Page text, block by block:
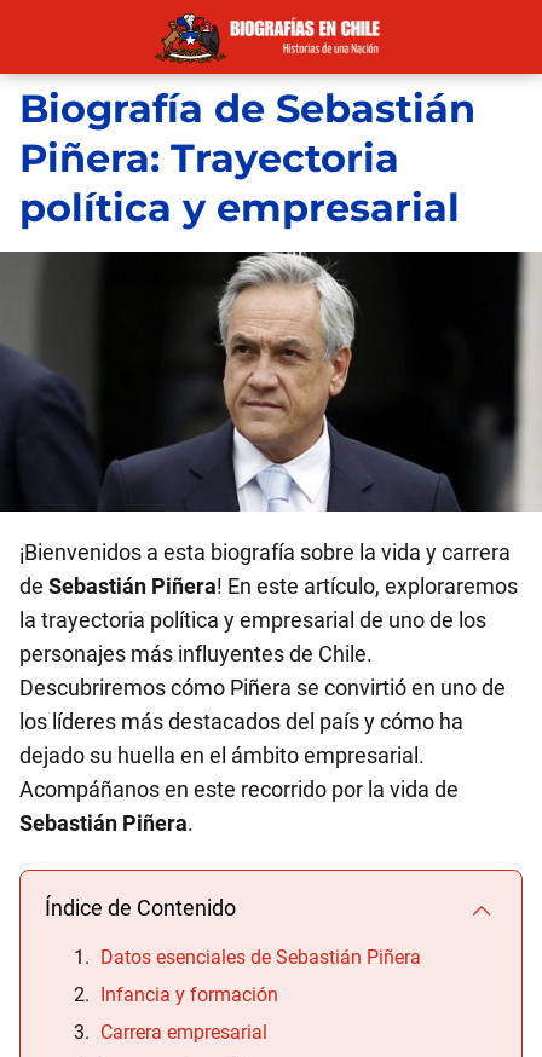
Biografía de Sebastián
Piñera: Trayectoria
política y empresarial
¡Bienvenidos a esta biografía sobre la vida y carrera
de Sebastián Piñera! En este artículo, exploraremos
la trayectoria política y empresarial de uno de los
personajes más influyentes de Chile.
Descubriremos cómo Piñera se convirtió en uno de
los líderes más destacados del país y cómo ha
dejado su huella en el ámbito empresarial.
Acompáñanos en este recorrido por la vida de
Sebastián Piñera.
Índice de Contenido
Datos esenciales de Sebastián Piñera
Infancia y formación
Carrera empresarial